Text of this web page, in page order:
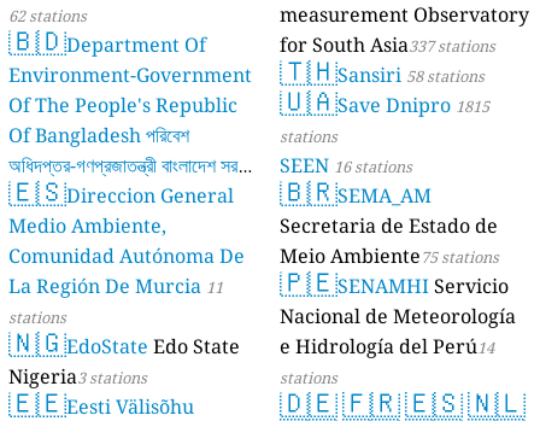
62 stations
🇧🇩Department Of
Environment-Government
Of The People's Republic
Of Bangladesh পরিবেশ
অধিদপ্তর-গণপ্রজাতন্ত্রী বাংলাদেশ সরকার
17 stations
🇪🇸Direccion General
Medio Ambiente,
Comunidad Autónoma De
La Región De Murcia 11
stations
🇳🇬EdoState Edo State
Nigeria3 stations
🇪🇪Eesti Välisõhu
measurement Observatory
for South Asia337 stations
🇹🇭Sansiri 58 stations
🇺🇦Save Dnipro 1815
stations
SEEN 16 stations
🇧🇷SEMA_AM
Secretaria de Estado de
Meio Ambiente75 stations
🇵🇪SENAMHIServicio
Nacional de Meteorología
e Hidrología del Perú14
stations
🇩🇪🇫🇷🇪🇸🇳🇱